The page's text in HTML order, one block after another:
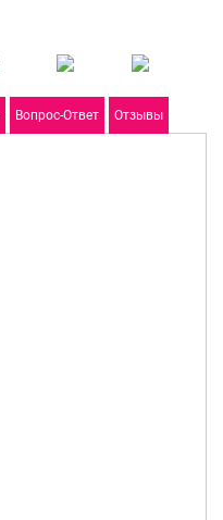
Вопрос-Ответ Отзывы